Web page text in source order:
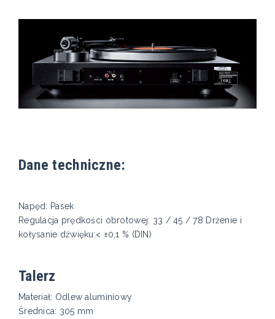
Dane techniczne:
Napęd: Pasek
Regulacja prędkości obrotowej: 33 / 45 / 78 Drżenie i
kołysanie dźwięku:< ±0,1 % (DIN)
Talerz
Materiał: Odlew aluminiowy
Średnica: 305 mm